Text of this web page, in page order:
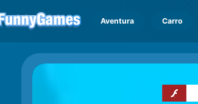
Aventura Carro